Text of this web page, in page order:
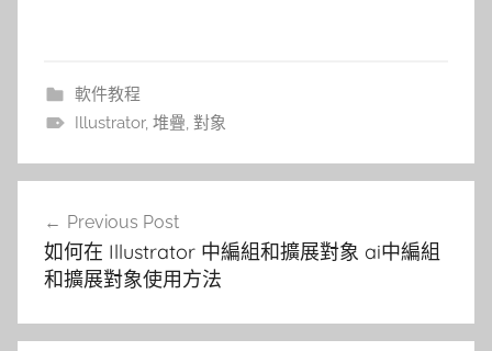
軟件教程
Illustrator, 堆疊, 對象
章
導
覽
Previous Post
如何在 Illustrator 中編組和擴展對象 ai中編組
和擴展對象使用方法